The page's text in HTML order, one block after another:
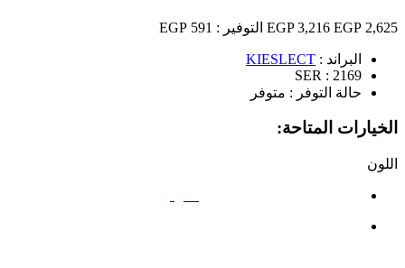
2,625 EGP
3,216 EGP التوفير : 591 EGP
البراند : KIESLECT
SER : 2169
حالة التوفر : متوفر
الخيارات المتاحة:
اللون